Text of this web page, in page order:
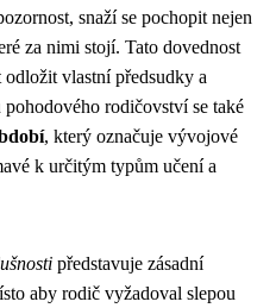
snaží se pochopit nejen
za nimi stojí. Tato dovednost
vlastní předsudky a
rodičovství se také
, který označuje vývojové
k určitým typům učení a
představuje zásadní
aby rodič vyžadoval slepou